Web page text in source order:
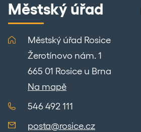
Městský úřad
Městský úřad Rosice
Žerotínovo nám. 1
665 01 Rosice u Brna
Na mapě
546 492 111
posta@rosice.cz